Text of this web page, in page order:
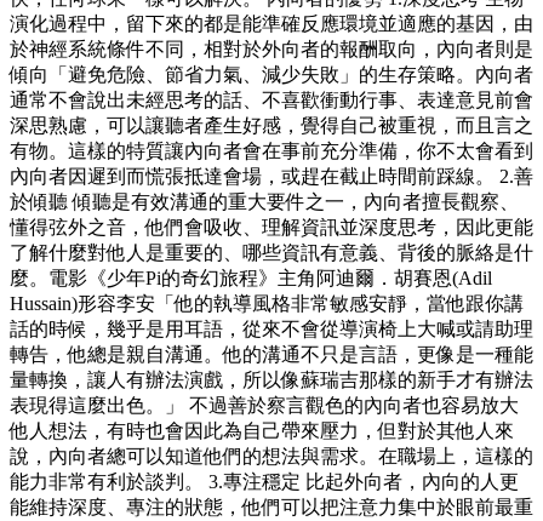
演化過程中，留下來的都是能準確反應環境並適應的基因，由
於神經系統條件不同，相對於外向者的報酬取向，內向者則是
傾向「避免危險、節省力氣、減少失敗」的生存策略。內向者
通常不會說出未經思考的話、不喜歡衝動行事、表達意見前會
深思熟慮，可以讓聽者產生好感，覺得自己被重視，而且言之
有物。這樣的特質讓內向者會在事前充分準備，你不太會看到
內向者因遲到而慌張抵達會場，或趕在截止時間前踩線。 2.善
於傾聽 傾聽是有效溝通的重大要件之一，內向者擅長觀察、
懂得弦外之音，他們會吸收、理解資訊並深度思考，因此更能
了解什麼對他人是重要的、哪些資訊有意義、背後的脈絡是什
麼。電影《少年Pi的奇幻旅程》主角阿迪爾．胡賽恩(Adil
Hussain)形容李安「他的執導風格非常敏感安靜，當他跟你講
話的時候，幾乎是用耳語，從來不會從導演椅上大喊或請助理
轉告，他總是親自溝通。他的溝通不只是言語，更像是一種能
量轉換，讓人有辦法演戲，所以像蘇瑞吉那樣的新手才有辦法
表現得這麼出色。」 不過善於察言觀色的內向者也容易放大
他人想法，有時也會因此為自己帶來壓力，但對於其他人來
說，內向者總可以知道他們的想法與需求。在職場上，這樣的
能力非常有利於談判。 3.專注穩定 比起外向者，內向的人更
能維持深度、專注的狀態，他們可以把注意力集中於眼前最重